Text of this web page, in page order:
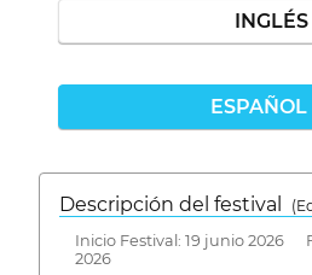
INGLÉS
ESPAÑOL
Descripción del festival
(
Inicio Festival: 19 junio 2026
2026